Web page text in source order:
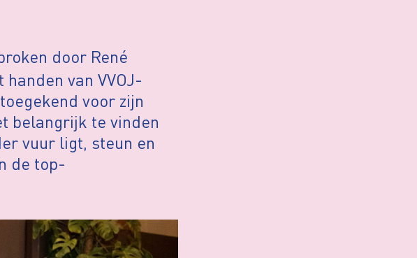
door René
van VVOJ-
voor zijn
belangrijk te vinden
vuur ligt, steun en
de top-